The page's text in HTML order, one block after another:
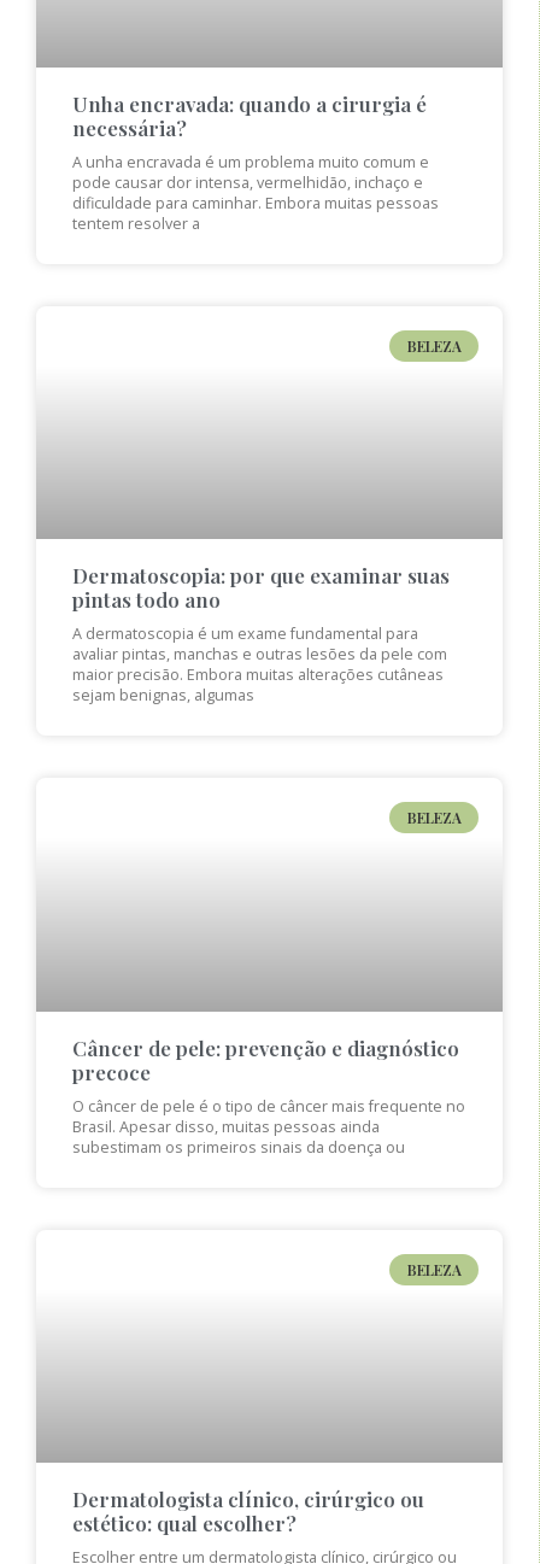
Unha encravada: quando a cirurgia é
necessária?
A unha encravada é um problema muito comum e
pode causar dor intensa, vermelhidão, inchaço e
dificuldade para caminhar. Embora muitas pessoas
tentem resolver a
BELEZA
Dermatoscopia: por que examinar suas
pintas todo ano
A dermatoscopia é um exame fundamental para
avaliar pintas, manchas e outras lesões da pele com
maior precisão. Embora muitas alterações cutâneas
sejam benignas, algumas
BELEZA
Câncer de pele: prevenção e diagnóstico
precoce
O câncer de pele é o tipo de câncer mais frequente no
Brasil. Apesar disso, muitas pessoas ainda
subestimam os primeiros sinais da doença ou
BELEZA
Dermatologista clínico, cirúrgico ou
estético: qual escolher?
Escolher entre um dermatologista clínico, cirúrgico ou